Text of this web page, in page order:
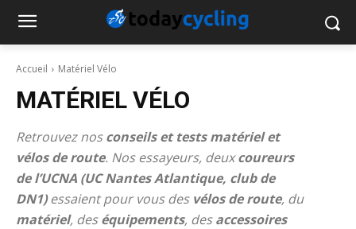
Accueil Matériel Vélo
MATÉRIEL VÉLO
Retrouvez nosconseils et tests matériel et
vélos de route. Nos essayeurs, deuxcoureurs
de l’UCNA (UC Nantes Atlantique, club de
DN1)essaient pour vous des vélos de route, du
matériel, deséquipements, desaccessoires